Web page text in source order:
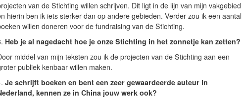
van de Stichting willen schrijven. Dit ligt in de lijn van mijn vakgebied
hierin ben ik iets sterker dan op andere gebieden. Verder zou ik een aantal
willen doneren voor de fundraising van de Stichting.
Heb je al nagedacht hoe je onze Stichting in het zonnetje kan zetten?
middel van mijn teksten zou ik de projecten van de Stichting aan een
publiek kenbaar willen maken.
Je schrijft boeken en bent een zeer gewaardeerde auteur in
kennen ze in China jouw werk ook?